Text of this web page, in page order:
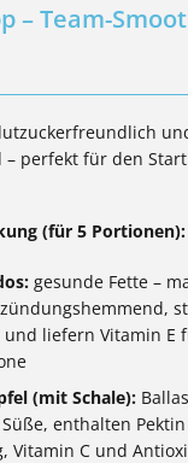
– Team-
– perfekt für den
(für 5 Portionen):
gesunde Fette –
und liefern Vitamin E
(mit Schale):
enthalten
Vitamin C und